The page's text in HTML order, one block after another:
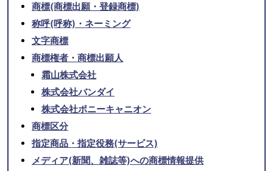
商標(商標出願・登録商標)
称呼(呼称)・ネーミング
文字商標
商標権者・商標出願人
霜山株式会社
株式会社バンダイ
株式会社ポニーキャニオン
商標区分
指定商品・指定役務(サービス)
メディア(新聞、雑誌等)への商標情報提供